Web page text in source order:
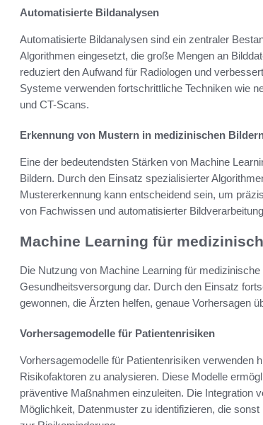
Automatisierte Bildanalysen
Automatisierte Bildanalysen sind ein zentraler
Algorithmen eingesetzt, die große Mengen an
reduziert den Aufwand für Radiologen und
Systeme verwenden fortschrittliche Techniken wie
und CT-Scans.
Erkennung von Mustern in medizinischen
Eine der bedeutendsten Stärken von Machine
Bildern. Durch den Einsatz spezialisierter
Mustererkennung kann entscheidend sein, um
von Fachwissen und automatisierter
Machine Learning für
Die Nutzung von Machine Learning für
Gesundheitsversorgung dar. Durch den Einsatz
gewonnen, die Ärzten helfen, genaue Vorhersagen
Vorhersagemodelle für Patientenrisiken
Vorhersagemodelle für Patientenrisiken verwenden
Risikofaktoren zu analysieren. Diese Modelle
präventive Maßnahmen einzuleiten. Die Integration
Möglichkeit, Datenmuster zu identifizieren, die